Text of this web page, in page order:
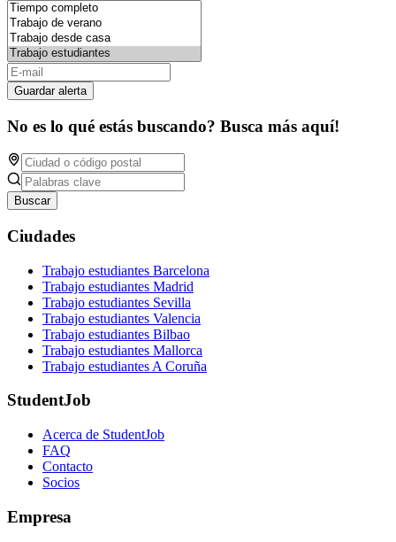
Guardar alerta
No es lo qué estás buscando? Busca más aquí!
Buscar
Ciudades
Trabajo estudiantes Barcelona
Trabajo estudiantes Madrid
Trabajo estudiantes Sevilla
Trabajo estudiantes Valencia
Trabajo estudiantes Bilbao
Trabajo estudiantes Mallorca
Trabajo estudiantes A Coruña
StudentJob
Acerca de StudentJob
FAQ
Contacto
Socios
Empresa